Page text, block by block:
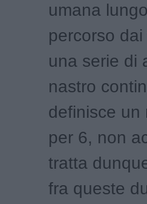
umana
percorso
una serie di
nastro
definisce un
per 6, non
tratta
fra queste